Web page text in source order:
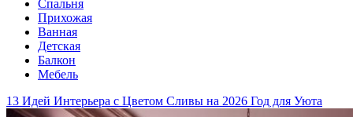
Спальня
Прихожая
Ванная
Детская
Балкон
Мебель
13 Идей Интерьера с Цветом Сливы на 2026 Год для Уюта